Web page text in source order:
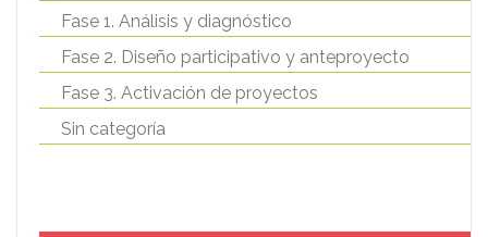
Fase 1. Análisis y diagnóstico
Fase 2. Diseño participativo y anteproyecto
Fase 3. Activación de proyectos
Sin categoría